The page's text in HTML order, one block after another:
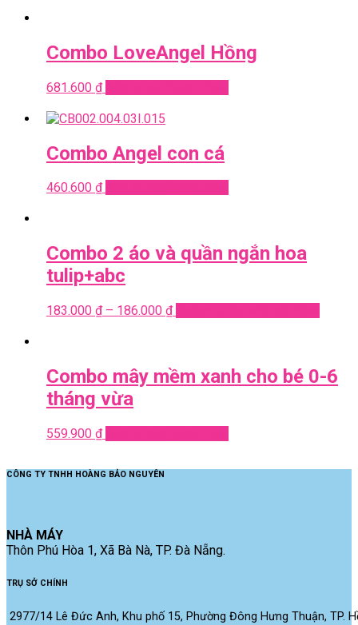
Combo LoveAngel Hồng
681.600 ₫
Combo Angel con cá
460.600 ₫
Combo 2 áo và quần ngắn hoa
tulip+abc
183.000 ₫– 186.000 ₫
Combo mây mềm xanh cho bé 0-6
tháng vừa
559.900 ₫
CÔNG TY TNHH HOÀNG BẢO NGUYÊN
NHÀ MÁY
Thôn Phú Hòa 1, Xã Bà Nà, TP. Đà Nẵng.
TRỤ SỞ CHÍNH
2977/14 Lê Đức Anh, Khu phố 15, Phường Đông Hưng Thuận, TP.